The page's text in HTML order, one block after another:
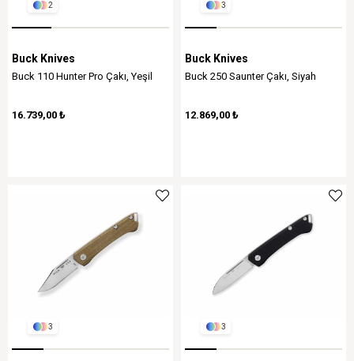
2
Buck Knives
Buck 110 Hunter Pro Çakı, Yeşil
16.739,00 ₺
3
Buck Knives
Buck 250 Saunter Çakı, Siyah
12.869,00 ₺
3 3